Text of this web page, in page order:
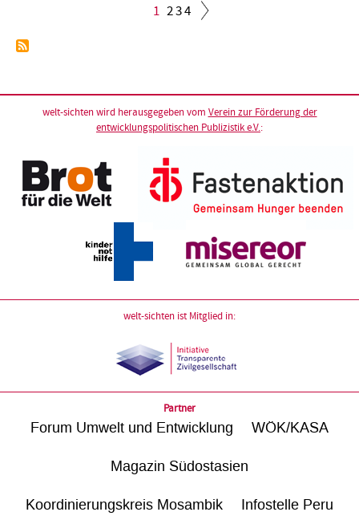
Seitennummerierung
Aktuelle
1 Seite
2Seite
3Seite
4
welt-sichten wird herausgegeben vom Verein zur Förderung der
entwicklungspolitischen Publizistik e.V.:
welt-sichten ist Mitglied in:
Partner
Forum Umwelt und Entwicklung WÖK/KASA
Magazin Südostasien
Koordinierungskreis Mosambik Infostelle Peru